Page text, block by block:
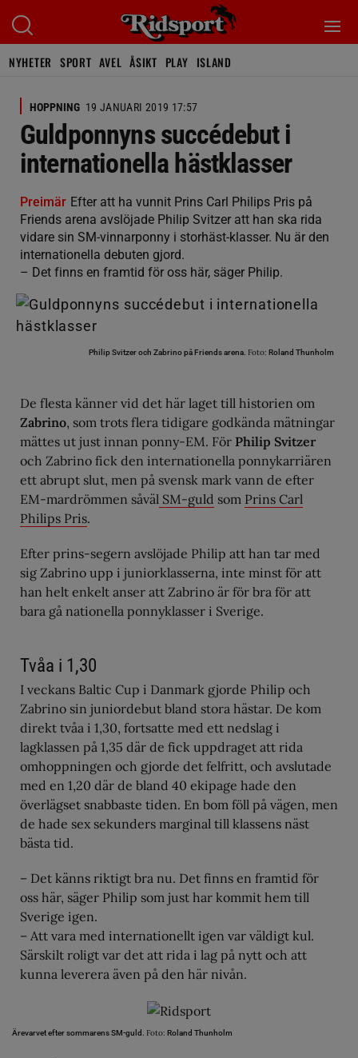
NYHETER SPORT AVEL ÅSIKT PLAY ISLAND
HOPPNING 19 JANUARI 2019 17:57
Guldponnyns succédebut i
internationella hästklasser
Preimär Efter att ha vunnit Prins Carl Philips Pris på
Friends arena avslöjade Philip Svitzer att han ska rida
vidare sin SM-vinnarponny i storhäst-klasser. Nu är den
internationella debuten gjord.
– Det finns en framtid för oss här, säger Philip.
Philip Svitzer och Zabrino på Friends arena. Foto: Roland Thunholm
De flesta känner vid det här laget till historien om
Zabrino, som trots flera tidigare godkända mätningar
mättes ut just innan ponny-EM. För Philip Svitzer
och Zabrino fick den internationella ponnykarriären
ett abrupt slut, men på svensk mark vann de efter
EM-mardrömmen såväl SM-guld som Prins Carl
Philips Pris.
Efter prins-segern avslöjade Philip att han tar med
sig Zabrino upp i juniorklasserna, inte minst för att
han helt enkelt anser att Zabrino är för bra för att
bara gå nationella ponnyklasser i Sverige.
Tvåa i 1,30
I veckans Baltic Cup i Danmark gjorde Philip och
Zabrino sin juniordebut bland stora hästar. De kom
direkt tvåa i 1,30, fortsatte med ett nedslag i
lagklassen på 1,35 där de fick uppdraget att rida
omhoppningen och gjorde det felfritt, och avslutade
med en 1,20 där de bland 40 ekipage hade den
överlägset snabbaste tiden. En bom föll på vägen, men
de hade sex sekunders marginal till klassens näst
bästa tid.
– Det känns riktigt bra nu. Det finns en framtid för
oss här, säger Philip som just har kommit hem till
Sverige igen.
– Att vara med internationellt igen var väldigt kul.
Särskilt roligt var det att rida i lag på nytt och att
kunna leverera även på den här nivån.
Ärevarvet efter sommarens SM-guld. Foto: Roland Thunholm